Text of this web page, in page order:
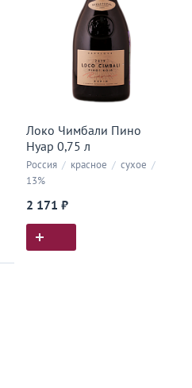
Локо Чимбали Пино
Нуар 0,75 л
Россия / красное / сухое /
13%
2 171 ₽